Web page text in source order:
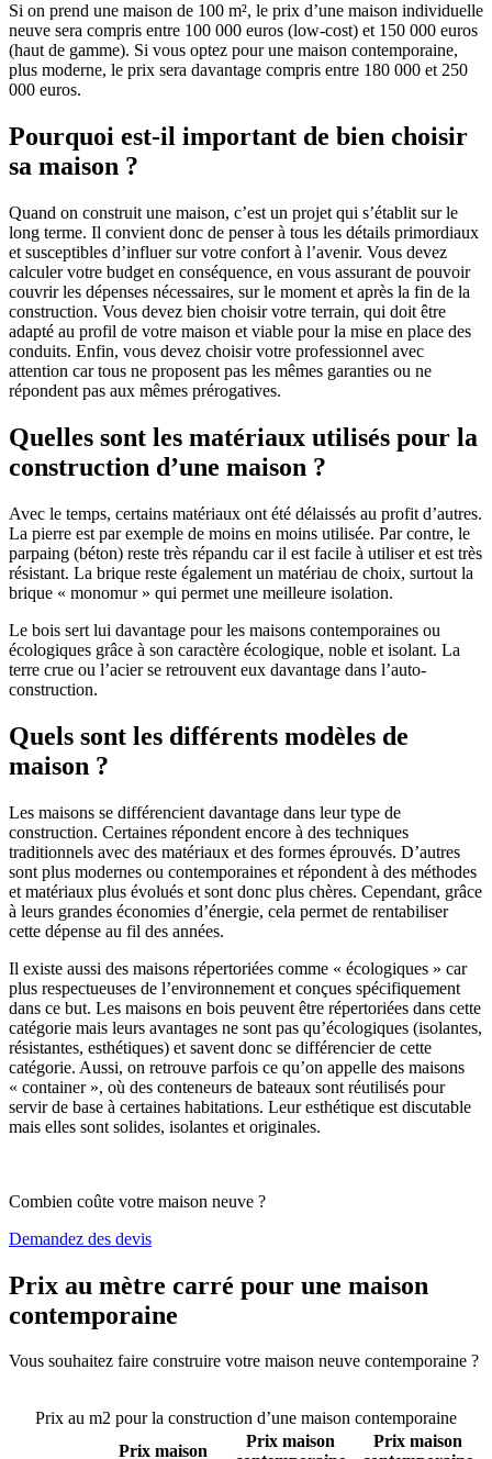
Si on prend une maison de 100 m², le prix d’une maison individuelle
neuve sera compris entre 100 000 euros (low-cost) et 150 000 euros
(haut de gamme). Si vous optez pour une maison contemporaine,
plus moderne, le prix sera davantage compris entre 180 000 et 250
000 euros.
Pourquoi est-il important de bien choisir
sa maison ?
Quand on construit une maison, c’est un projet qui s’établit sur le
long terme. Il convient donc de penser à tous les détails primordiaux
et susceptibles d’influer sur votre confort à l’avenir. Vous devez
calculer votre budget en conséquence, en vous assurant de pouvoir
couvrir les dépenses nécessaires, sur le moment et après la fin de la
construction. Vous devez bien choisir votre terrain, qui doit être
adapté au profil de votre maison et viable pour la mise en place des
conduits. Enfin, vous devez choisir votre professionnel avec
attention car tous ne proposent pas les mêmes garanties ou ne
répondent pas aux mêmes prérogatives.
Quelles sont les matériaux utilisés pour la
construction d’une maison ?
Avec le temps, certains matériaux ont été délaissés au profit d’autres.
La pierre est par exemple de moins en moins utilisée. Par contre, le
parpaing (béton) reste très répandu car il est facile à utiliser et est très
résistant. La brique reste également un matériau de choix, surtout la
brique « monomur » qui permet une meilleure isolation.
Le bois sert lui davantage pour les maisons contemporaines ou
écologiques grâce à son caractère écologique, noble et isolant. La
terre crue ou l’acier se retrouvent eux davantage dans l’auto-
construction.
Quels sont les différents modèles de
maison ?
Les maisons se différencient davantage dans leur type de
construction. Certaines répondent encore à des techniques
traditionnels avec des matériaux et des formes éprouvés. D’autres
sont plus modernes ou contemporaines et répondent à des méthodes
et matériaux plus évolués et sont donc plus chères. Cependant, grâce
à leurs grandes économies d’énergie, cela permet de rentabiliser
cette dépense au fil des années.
Il existe aussi des maisons répertoriées comme « écologiques » car
plus respectueuses de l’environnement et conçues spécifiquement
dans ce but. Les maisons en bois peuvent être répertoriées dans cette
catégorie mais leurs avantages ne sont pas qu’écologiques (isolantes,
résistantes, esthétiques) et savent donc se différencier de cette
catégorie. Aussi, on retrouve parfois ce qu’on appelle des maisons
« container », où des conteneurs de bateaux sont réutilisés pour
servir de base à certaines habitations. Leur esthétique est discutable
mais elles sont solides, isolantes et originales.
Combien coûte votre maison neuve ?
Demandez des devis
Prix au mètre carré pour une maison
contemporaine
Vous souhaitez faire construire votre maison neuve contemporaine ?
Prix au m2 pour la construction d’une maison contemporaine
Prix maison
Prix maison
Prix maison